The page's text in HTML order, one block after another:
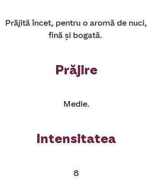
Prăjită încet, pentru o aromă de nuci,
fină și bogată.
Prăjire
Medie.
Intensitatea
8